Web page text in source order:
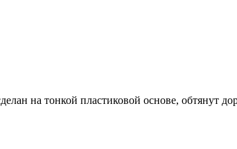
на тонкой пластиковой основе, обтянут